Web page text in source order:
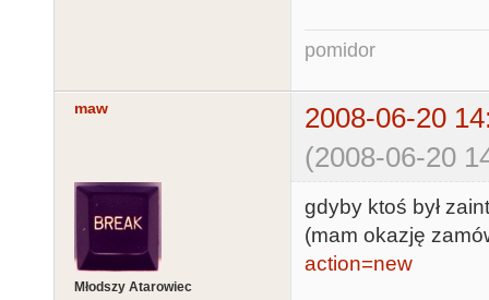
pomidor
maw
2008-06-20
(2008-06-20
Młodszy Atarowiec
gdyby ktoś był
(mam okazję
action=new